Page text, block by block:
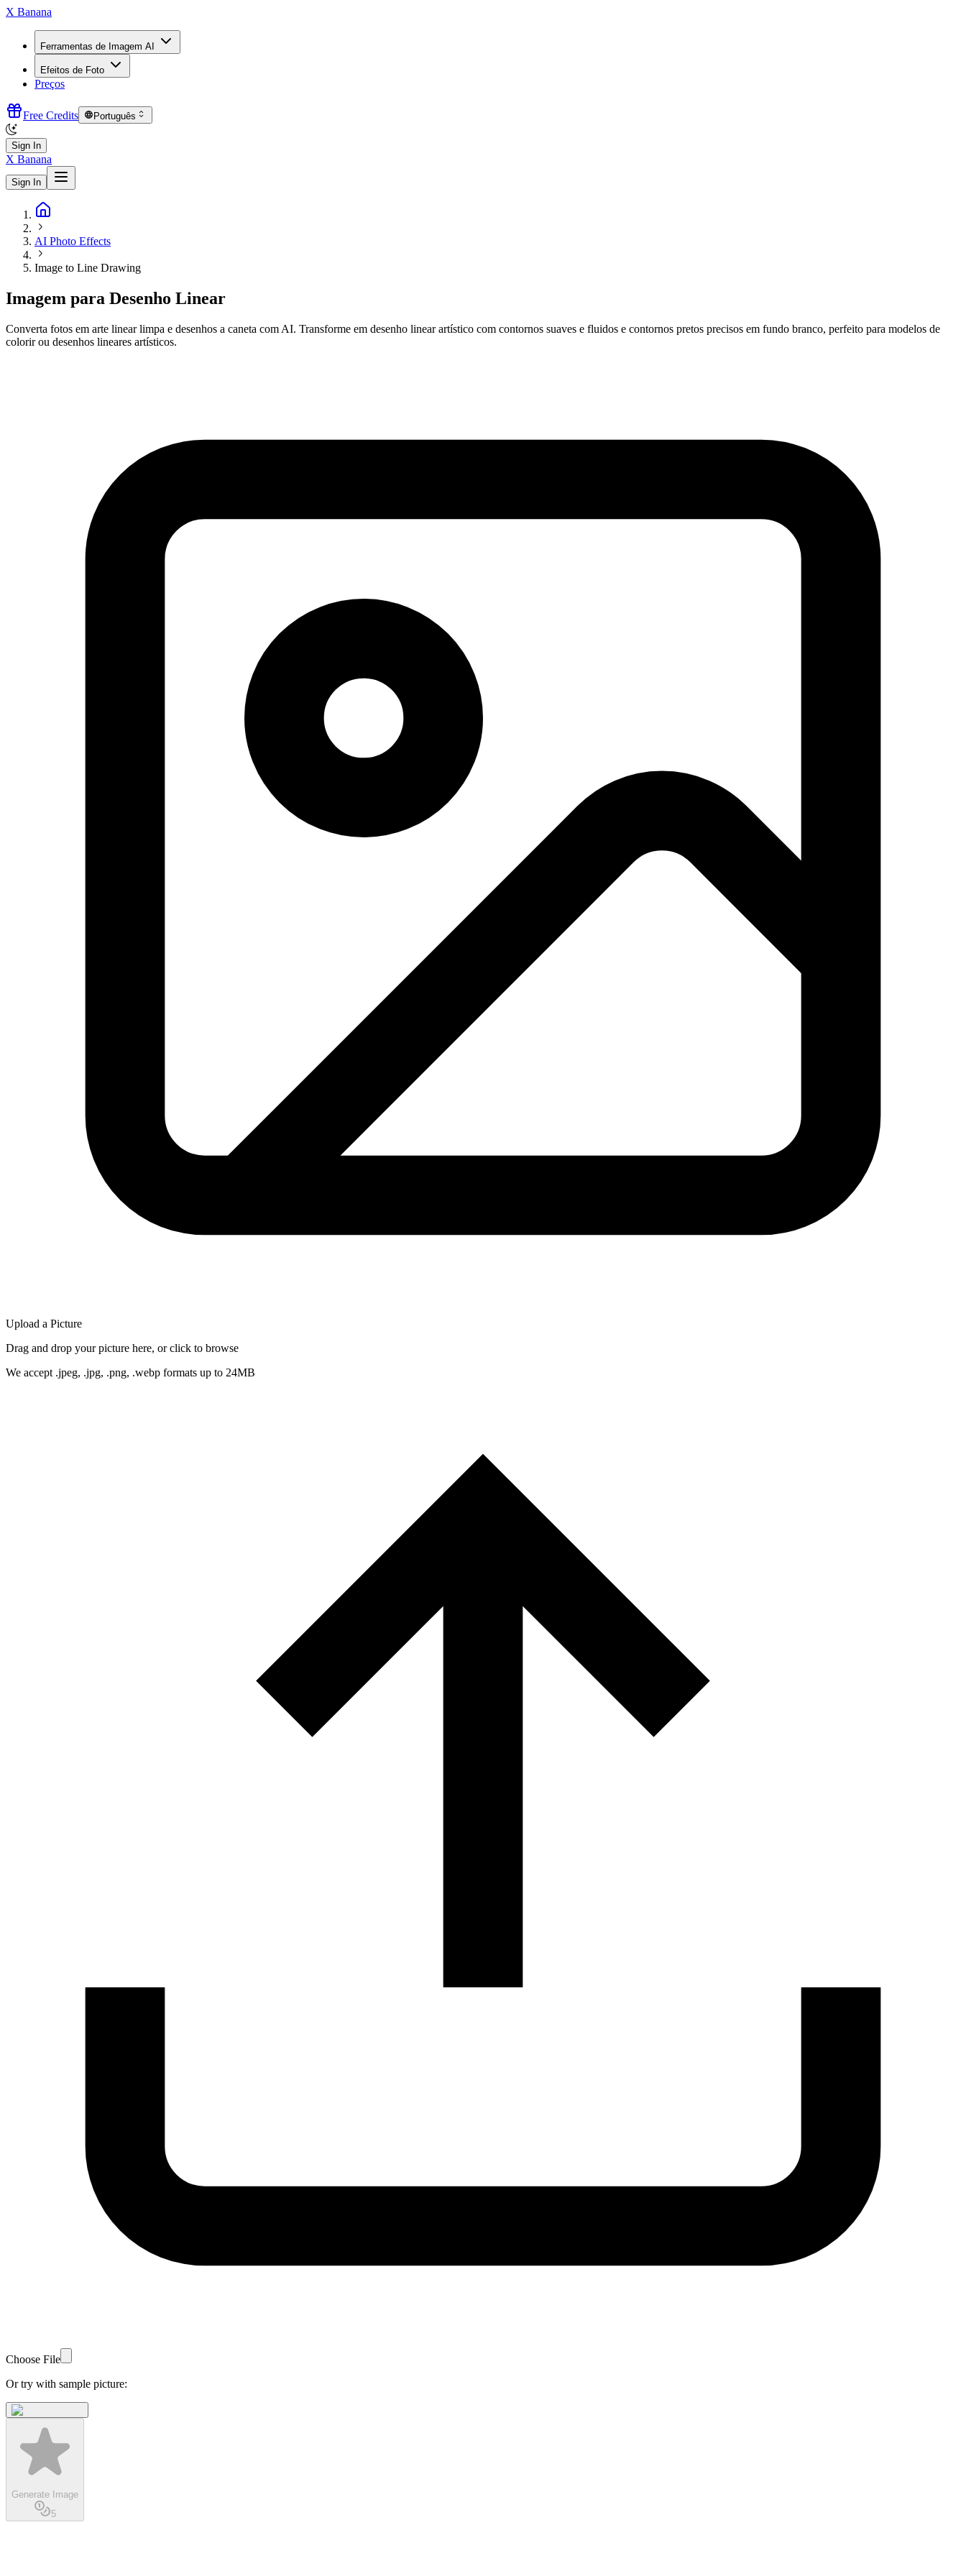
X Banana
Ferramentas de Imagem AI
Efeitos de Foto
Preços
Free Credits Português
Sign In
X Banana
Sign In
AI Photo Effects
Image to Line Drawing
Imagem para Desenho Linear
Converta fotos em arte linear limpa e desenhos a caneta com AI. Transforme em desenho linear artístico com contornos suaves e fluidos e contornos pretos precisos em fundo branco, perfeito para modelos de
colorir ou desenhos lineares artísticos.
Upload a Picture
Drag and drop your picture here, or click to browse
We accept .jpeg, .jpg, .png, .webp formats up to 24MB
Choose File
Or try with sample picture:
Generate Image
5